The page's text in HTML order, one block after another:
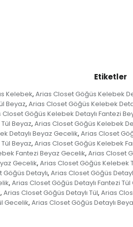
Etiketler
Kelebek, Arias Closet Göğüs Kelebek
Beyaz, Arias Closet Göğüs Kelebek
Closet Göğüs Kelebek Detaylı Fantezi
Beyaz, Arias Closet Göğüs Kelebek
Detaylı Beyaz Gecelik, Arias Closet
Beyaz, Arias Closet Göğüs Kelebek
Fantezi Beyaz Gecelik, Arias Closet
Gecelik, Arias Closet Göğüs Kelebek
Detaylı, Arias Closet Göğüs
, Arias Closet Göğüs Detaylı Fantezi
, Arias Closet Göğüs Detaylı Tül, Arias
Gecelik, Arias Closet Göğüs Detaylı